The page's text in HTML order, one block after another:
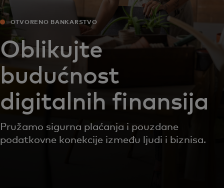
OTVORENO BANKARSTVO
Oblikujte
budućnost
digitalnih finansija
Pružamo sigurna plaćanja i pouzdane
podatkovne konekcije između ljudi i biznisa.